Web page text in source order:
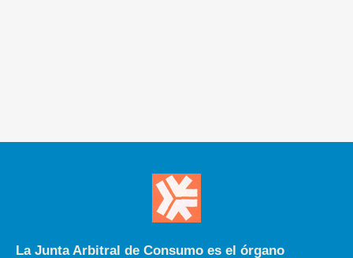
La Junta Arbitral de Consumo es el órgano